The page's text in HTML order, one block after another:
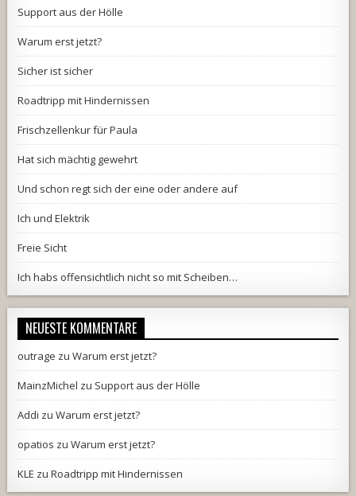
Support aus der Hölle
Warum erst jetzt?
Sicher ist sicher
Roadtripp mit Hindernissen
Frischzellenkur für Paula
Hat sich mächtig gewehrt
Und schon regt sich der eine oder andere auf
Ich und Elektrik
Freie Sicht
Ich habs offensichtlich nicht so mit Scheiben…
NEUESTE KOMMENTARE
outrage zuWarum erst jetzt?
MainzMichel zu Support aus der Hölle
Addi zuWarum erst jetzt?
opatios zuWarum erst jetzt?
KLE zuRoadtripp mit Hindernissen